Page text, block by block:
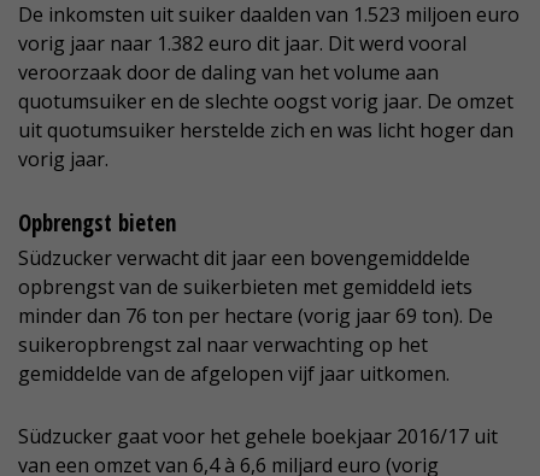
De inkomsten uit suiker daalden van 1.523 miljoen euro
vorig jaar naar 1.382 euro dit jaar. Dit werd vooral
veroorzaak door de daling van het volume aan
quotumsuiker en de slechte oogst vorig jaar. De omzet
uit quotumsuiker herstelde zich en was licht hoger dan
vorig jaar.
Opbrengst bieten
Südzucker verwacht dit jaar een bovengemiddelde
opbrengst van de suikerbieten met gemiddeld iets
minder dan 76 ton per hectare (vorig jaar 69 ton). De
suikeropbrengst zal naar verwachting op het
gemiddelde van de afgelopen vijf jaar uitkomen.
Südzucker gaat voor het gehele boekjaar 2016/17 uit
van een omzet van 6,4 à 6,6 miljard euro (vorig